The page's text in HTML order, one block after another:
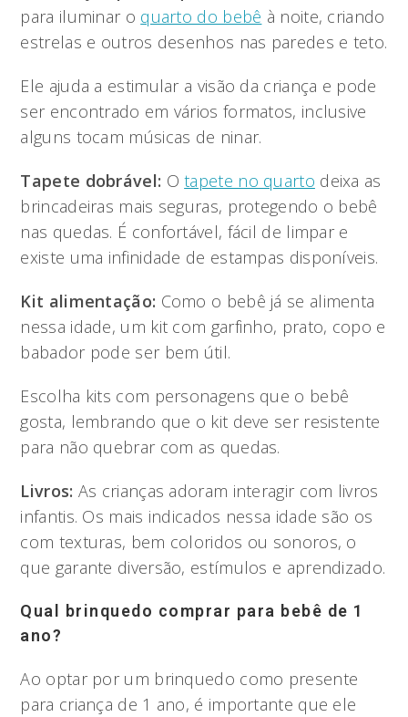
para iluminar o quarto do bebê à noite, criando
estrelas e outros desenhos nas paredes e teto.
Ele ajuda a estimular a visão da criança e pode
ser encontrado em vários formatos, inclusive
alguns tocam músicas de ninar.
Tapete dobrável: Otapete no quarto deixa as
brincadeiras mais seguras, protegendo o bebê
nas quedas. É confortável, fácil de limpar e
existe uma infinidade de estampas disponíveis.
Kit alimentação: Como o bebê já se alimenta
nessa idade, um kit com garfinho, prato, copo e
babador pode ser bem útil.
Escolha kits com personagens que o bebê
gosta, lembrando que o kit deve ser resistente
para não quebrar com as quedas.
Livros: As crianças adoram interagir com livros
infantis. Os mais indicados nessa idade são os
com texturas, bem coloridos ou sonoros, o
que garante diversão, estímulos e aprendizado.
Qual brinquedo comprar para bebê de 1
ano?
Ao optar por um brinquedo como presente
para criança de 1 ano, é importante que ele